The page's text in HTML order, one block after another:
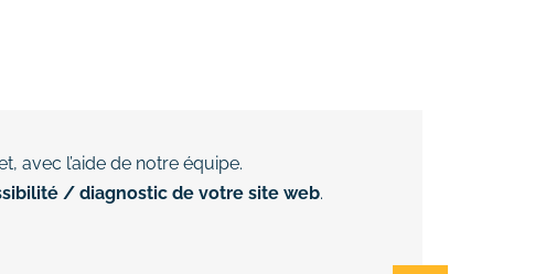
avec l’aide de notre équipe.
/ diagnostic de votre site web.